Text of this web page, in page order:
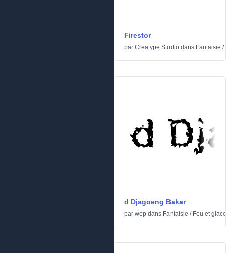
Firestor
par Creatype Studio dans Fantaisie /
d Djagoeng Bakar
par wep dans Fantaisie / Feu et glace